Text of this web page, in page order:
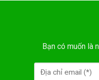
Bạn có muốn là